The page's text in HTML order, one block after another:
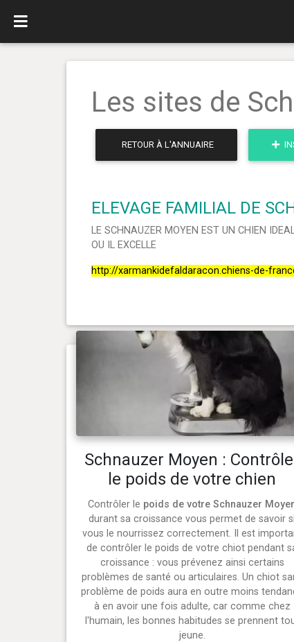
Les sites de
RETOUR À L'ANNUAIRE
ELEVAGE FAMILIAL DE
LE SCHNAUZER MOYEN EST UN CHIEN
OU IL EXCELLE
http://xarmankidefaldaracon.chiens-de-
Schnauzer Moyen :
le poids de votre chien
Contrôler le poids de votre Schnauzer
durant sa croissance vous permet de savoir si
vous le nourrissez correctement. Il est
de contrôler le poids de votre chiot pendant
croissance : vous prévenez ainsi certains
problèmes de santé ou articulaires. Un chiot
problème de poids aura en outre moins
à en avoir une fois adulte, car comme chez
l'humain, les bonnes habitudes se prennent
jeune.